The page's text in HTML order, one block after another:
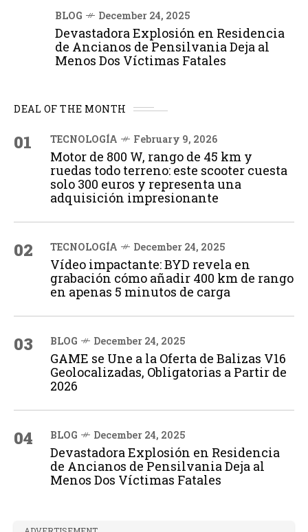
BLOG December 24, 2025
Devastadora Explosión en Residencia
de Ancianos de Pensilvania Deja al
Menos Dos Víctimas Fatales
DEAL OF THE MONTH
01 TECNOLOGÍA February 9, 2026
Motor de 800 W, rango de 45 km y
ruedas todo terreno: este scooter cuesta
solo 300 euros y representa una
adquisición impresionante
02 TECNOLOGÍA December 24, 2025
Vídeo impactante: BYD revela en
grabación cómo añadir 400 km de rango
en apenas 5 minutos de carga
03 BLOG December 24, 2025
GAME se Une a la Oferta de Balizas V16
Geolocalizadas, Obligatorias a Partir de
2026
04 BLOG December 24, 2025
Devastadora Explosión en Residencia
de Ancianos de Pensilvania Deja al
Menos Dos Víctimas Fatales